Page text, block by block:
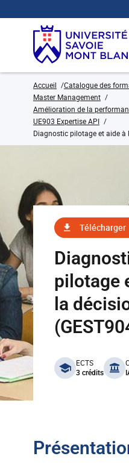
Accueil Catalogue des
Master Management
Amélioration de la
UE903 Expertise API
Diagnostic pilotage et aide à
Télécharger
pilotage
la
benefits
ECTS
3 crédits